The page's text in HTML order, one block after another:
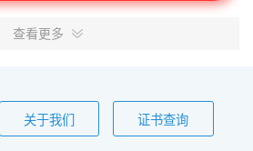
查看更多
关于我们 证书查询